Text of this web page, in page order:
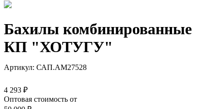
Бахилы комбинированные
КП "ХОТУГУ"
Артикул: САП.АМ27528
4 293 ₽
Оптовая стоимость от